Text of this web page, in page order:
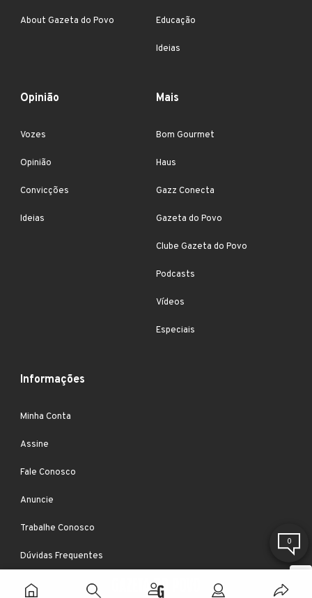
About Gazeta do Povo Educação
Ideias
Opinião
Vozes
Opinião
Convicções
Ideias
Mais
Bom Gourmet
Haus
Gazz Conecta
Gazeta do Povo
Clube Gazeta do Povo
Podcasts
Vídeos
Especiais
Informações
Minha Conta
Assine
Fale Conosco
Anuncie
Trabalhe Conosco
Dúvidas Frequentes
0